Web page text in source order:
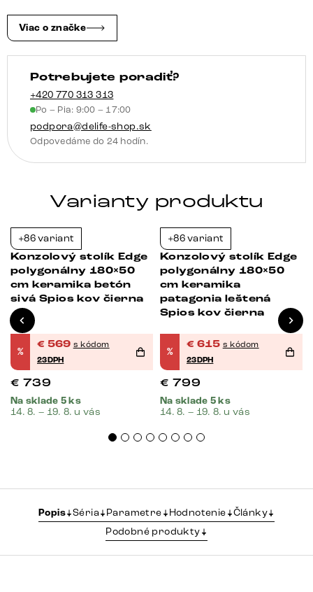
Bianco
krémovo
biela
Zentharo
kov
čierna
Viac o značke
Potrebujete poradiť?
+420 770 313 313
Po – Pia: 9:00 – 17:00
podpora@delife-shop.sk
Odpovedáme do 24 hodín.
Varianty produktu
+86 variant
Konzolový stolík Edge
polygonálny 180×50
cm keramika betón
sivá Spios kov čierna
%
€ 569 s kódom
23DPH
€ 739
Na sklade 5 ks
14. 8. – 19. 8. u vás
+86 variant
Konzolový stolík Edge
polygonálny 180×50
cm keramika
patagonia leštená
Spios kov čierna
%
€ 615 s kódom
23DPH
€ 799
Na sklade 5 ks
14. 8. – 19. 8. u vás
Popis Séria Parametre Hodnotenie
Články
Podobné produkty